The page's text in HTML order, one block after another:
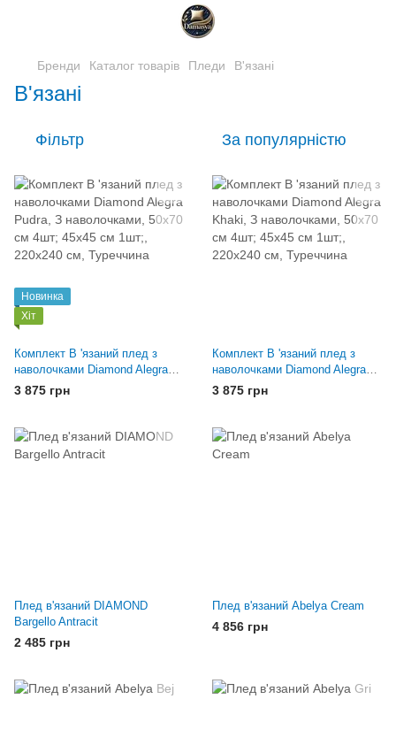
Бренди Каталог товарів Пледи В'язані
В'язані
Фільтр За популярністю
Новинка
Хіт
Комплект В 'язаний плед з
наволочками Diamond Alegra
Pudra
3 875 грн
Комплект В 'язаний плед з
наволочками Diamond Alegra
Khaki
3 875 грн
Плед в'язаний DIAMOND
Bargello Antracit
2 485 грн
Плед в'язаний Abelya Cream
4 856 грн